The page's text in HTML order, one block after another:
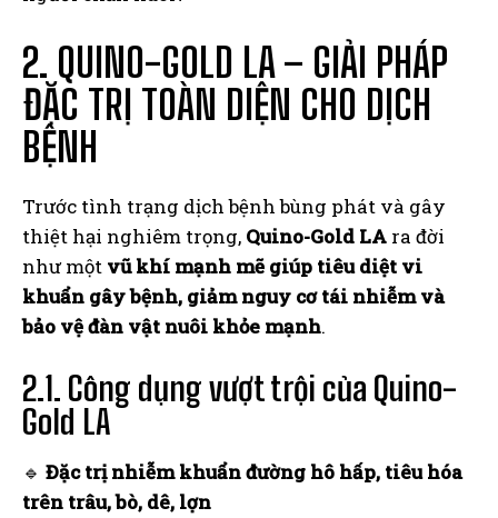
2. QUINO-GOLD LA – GIẢI PHÁP
ĐẶC TRỊ TOÀN DIỆN CHO DỊCH
BỆNH
Trước tình trạng dịch bệnh bùng phát và gây
thiệt hại nghiêm trọng, Quino-Gold LA ra đời
như một vũ khí mạnh mẽ giúp tiêu diệt vi
khuẩn gây bệnh, giảm nguy cơ tái nhiễm và
bảo vệ đàn vật nuôi khỏe mạnh.
2.1. Công dụng vượt trội của Quino-
Gold LA
🔹 Đặc trị nhiễm khuẩn đường hô hấp, tiêu hóa
trên trâu, bò, dê, lợn